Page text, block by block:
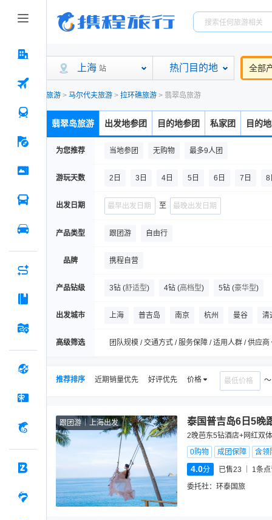
上海 站 热门目的地 全部
旅游 > 马尔代夫旅游 > 拉环礁旅游 > 翡翠岛旅游
翡翠岛旅游 出发地参团 目的地参团 私家团 目的
为您推荐 当地参团 无购物 最多9人团
游玩天数 2日 3日 4日 5日 6日 7日 8
出发日期 至
产品类型 跟团游 自由行
品牌 携程自营
产品钻级 3钻 (舒适型) 4钻 (高档型) 5钻 (豪华型)
出发城市 上海 普吉岛 南京 杭州 曼谷 清
高级筛选 团队规模 / 交通方式 / 服务保障 / 适用人群 / 供应商
推荐排序 近期销量优先 好评优先 价格
跟团游 上海出发 泰国普吉岛6日5晚
2晚芭东5钻酒店+网红双
0购物
成团保障 含领
4.0分 已售23 1条
委托社： 环泰国旅